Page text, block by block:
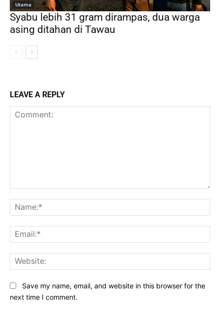
Utama
Syabu lebih 31 gram dirampas, dua warga
asing ditahan di Tawau
LEAVE A REPLY
Save my name, email, and website in this browser for the
next time I comment.